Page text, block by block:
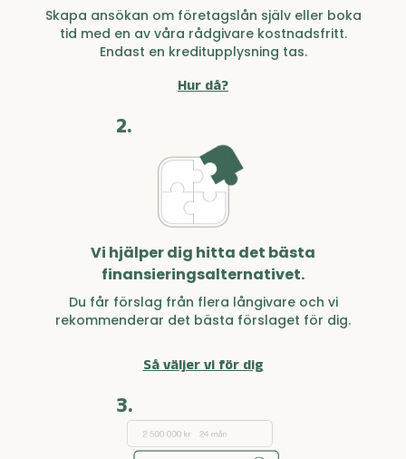
Skapa ansökan om företagslån själv eller boka
tid med en av våra rådgivare kostnadsfritt.
Endast en kreditupplysning tas.
Hur då?
2.
Vi hjälper dig hitta det bästa
finansieringsalternativet.
Du får förslag från flera långivare och vi
rekommenderar det bästa förslaget för dig.
Så väljer vi för dig
3.